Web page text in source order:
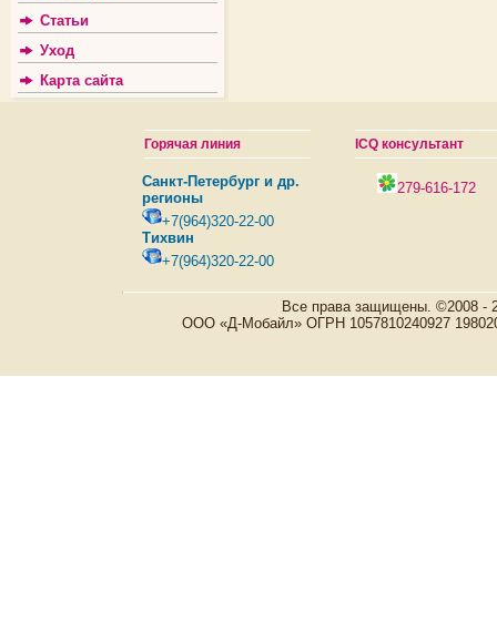
Статьи
Уход
Карта сайта
Горячая линия
Санкт-Петербург и др.
регионы
+7(964)320-22-00
Тихвин
+7(964)320-22-00
ICQ консультант
279-616-172
Все права защищены. ©2008 -
ООО «Д-Мобайл» ОГРН 1057810240927